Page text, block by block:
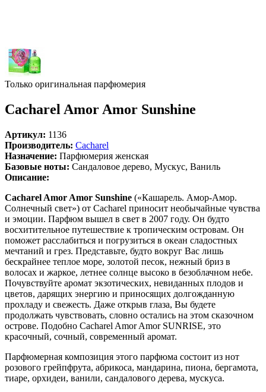
Только оригинальная парфюмерия
Cacharel Amor Amor Sunshine
Артикул: 1136
Производитель: Cacharel
Назначение: Парфюмерия женская
Базовые ноты: Сандаловое дерево, Мускус, Ваниль
Описание:
Cacharel Amor Amor Sunshine («Кашарель. Амор-Амор.
Солнечный свет») от Cacharel приносит необычайные чувства
и эмоции. Парфюм вышел в свет в 2007 году. Он будто
восхитительное путешествие к тропическим островам. Он
поможет расслабиться и погрузиться в океан сладостных
мечтаний и грез. Представьте, будто вокруг Вас лишь
бескрайнее теплое море, золотой песок, нежный бриз в
волосах и жаркое, летнее солнце высоко в безоблачном небе.
Почувствуйте аромат экзотических, невиданных плодов и
цветов, дарящих энергию и приносящих долгожданную
прохладу и свежесть. Даже открыв глаза, Вы будете
продолжать чувствовать, словно остались на этом сказочном
острове. Подобно Cacharel Amor Amor SUNRISE, это
красочный, сочный, современный аромат.
Парфюмерная композиция этого парфюма состоит из нот
розового грейпфрута, абрикоса, мандарина, пиона, бергамота,
тиаре, орхидеи, ванили, сандалового дерева, мускуса.